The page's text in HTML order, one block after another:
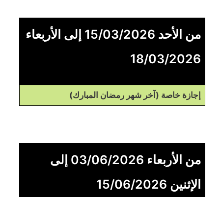
من الأحد 15/03/2026 إلى الأربعاء
18/03/2026
إجازة خاصة (آخر شهر رمضان المبارك)
من الأربعاء 03/06/2026 إلى
الإثنين 15/06/2026